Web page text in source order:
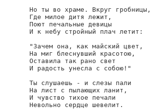
Но ты во храме. Вкруг гробницы,
Где милое дитя лежит,
Поют печальные девицы
И к небу стройный плач летит:
"Зачем она, как майский цвет,
На миг блеснувший красотою,
Оставила так рано свет
И радость унесла с собою!"
Ты слушаешь - и слезы пали
На лист с пылающих ланит,
И чувство тихое печали
Невольно сердце шевелит.